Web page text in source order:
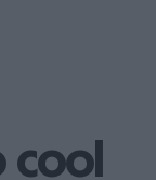
cool